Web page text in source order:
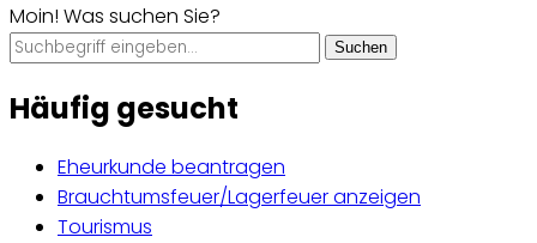
Moin! Was suchen Sie?
Suchen
Häufig gesucht
Eheurkunde beantragen
Brauchtumsfeuer/Lagerfeuer anzeigen
Tourismus